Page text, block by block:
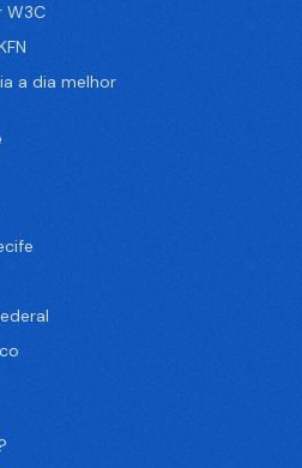
W3C
a dia melhor